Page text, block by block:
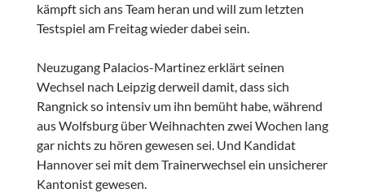
kämpft sich ans Team heran und will zum letzten
Testspiel am Freitag wieder dabei sein.
Neuzugang Palacios-Martinez erklärt seinen
Wechsel nach Leipzig derweil damit, dass sich
Rangnick so intensiv um ihn bemüht habe, während
aus Wolfsburg über Weihnachten zwei Wochen lang
gar nichts zu hören gewesen sei. Und Kandidat
Hannover sei mit dem Trainerwechsel ein unsicherer
Kantonist gewesen.